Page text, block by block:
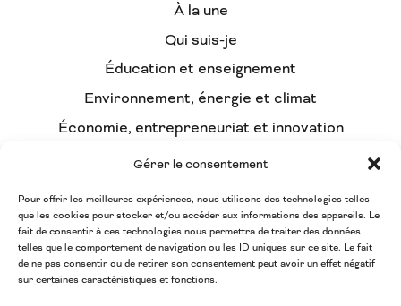
Gérer le consentement
Pour offrir les meilleures expériences, nous utilisons des technologies telles
que les cookies pour stocker et/ou accéder aux informations des appareils. Le
fait de consentir à ces technologies nous permettra de traiter des données
telles que le comportement de navigation ou les ID uniques sur ce site. Le fait
de ne pas consentir ou de retirer son consentement peut avoir un effet négatif
sur certaines caractéristiques et fonctions.
À la une
Qui suis-je
Éducation et enseignement
Environnement, énergie et climat
Économie, entrepreneuriat et innovation
Démocratie participative et intelligence
collective
La HULPE / BW, tous mobilisés !
Contact
Forum de l’écologie